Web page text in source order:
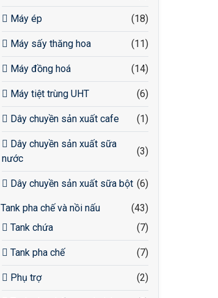
Máy ép (18)
Máy sấy thăng hoa (11)
Máy đồng hoá (14)
Máy tiệt trùng UHT (6)
Dây chuyền sản xuất cafe (1)
Dây chuyền sản xuất sữa
nước
(3)
Dây chuyền sản xuất sữa bột (6)
Tank pha chế và nồi nấu
(43)
Tank chứa
(7)
Tank pha chế (7)
Phụ trợ (2)